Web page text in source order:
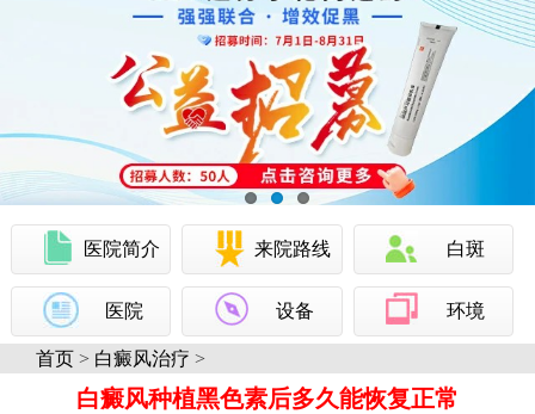
医院简介 来院路线 白斑
医院 设备 环境
首页 > 白癜风治疗 >
白癜风种植黑色素后多久能恢复正常